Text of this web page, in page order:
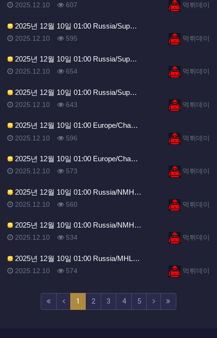
등록자먹튀데이
등록일
2025.12.10 조회
607
2025년 12월 10일 01:00 Russia/Sup…
등록자먹튀데이
등록일
2025.12.10 조회
595
2025년 12월 10일 01:00 Russia/Sup…
등록자먹튀데이
등록일
2025.12.10 조회
654
2025년 12월 10일 01:00 Russia/Sup…
등록자먹튀데이
등록일
2025.12.10 조회
643
2025년 12월 10일 01:00 Europe/Cha…
등록자먹튀데이
등록일
2025.12.10 조회
596
2025년 12월 10일 01:00 Europe/Cha…
등록자먹튀데이
등록일
2025.12.10 조회
573
2025년 12월 10일 01:00 Russia/NMH…
등록자먹튀데이
등록일
2025.12.10 조회
560
2025년 12월 10일 01:00 Russia/NMH…
등록자먹튀데이
등록일
2025.12.10 조회
534
2025년 12월 10일 01:00 Russia/MHL…
등록자먹튀데이
등록일
2025.12.10 조회
574
1 (current)
2 3 4 5 (next)